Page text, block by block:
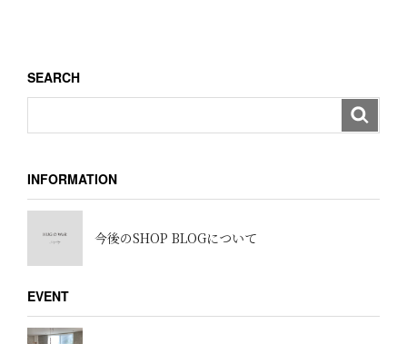
ン
SEARCH
INFORMATION
今後のSHOP BLOGについて
EVENT